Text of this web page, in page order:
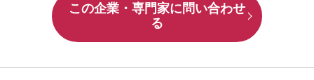
この企業・専門家に問い合わせ
る